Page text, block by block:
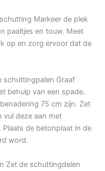
Markeer de plek
paaltjes en touw. Meet
op en zorg ervoor dat de
schuttingpalen Graaf
behulp van een spade.
75 cm zijn. Zet
vul deze aan met
de betonplaat in de
word.
Zet de schuttingdelen